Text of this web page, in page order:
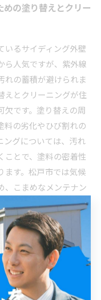
の塗り替えとクリー
いるサイディング外壁
ら人気ですが、紫外線
れの蓄積が避けられま
えとクリーニングが住
欠です。塗り替えの周
料の劣化やひび割れの
ングについては、汚れ
ことで、塗料の密着性
ます。松戸市では気候
、こまめなメンテナン
法とタイミングを把握
が、住まいの資産価
ストプラクティスを
と外観を長期間保つ